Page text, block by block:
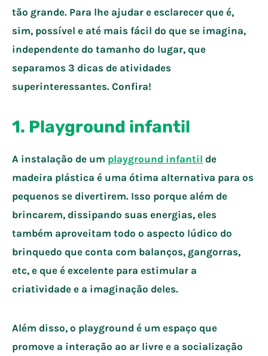
tão grande. Para lhe ajudar e esclarecer que é,
sim, possível e até mais fácil do que se imagina,
independente do tamanho do lugar, que
separamos 3 dicas de atividades
superinteressantes. Confira!
1. Playground infantil
A instalação de um playground infantil de
madeira plástica é uma ótima alternativa para os
pequenos se divertirem. Isso porque além de
brincarem, dissipando suas energias, eles
também aproveitam todo o aspecto lúdico do
brinquedo que conta com balanços, gangorras,
etc, e que é excelente para estimular a
criatividade e a imaginação deles.
Além disso, o playground é um espaço que
promove a interação ao ar livre e a socialização